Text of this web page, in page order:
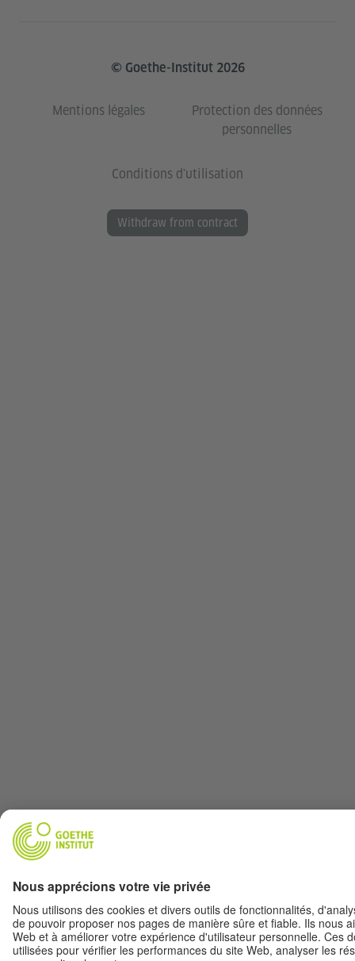
© Goethe-Institut 2026
Mentions légales
Protection des données
personnelles
Conditions d'utilisation
Withdraw from contract